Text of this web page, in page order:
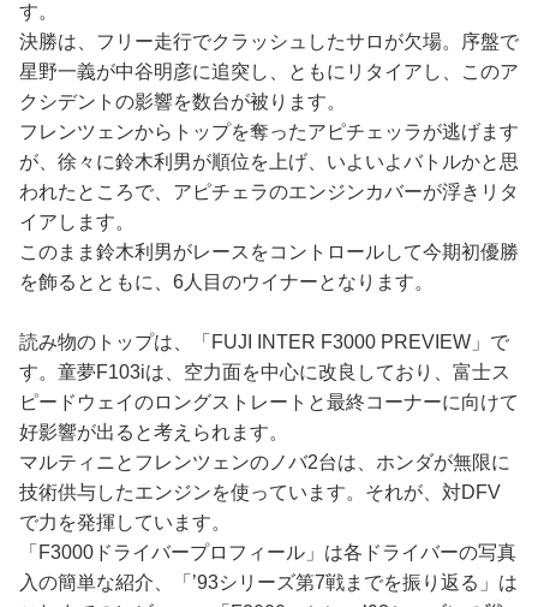
す。
決勝は、フリー走行でクラッシュしたサロが欠場。序盤で
星野一義が中谷明彦に追突し、ともにリタイアし、このア
クシデントの影響を数台が被ります。
フレンツェンからトップを奪ったアピチェッラが逃げます
が、徐々に鈴木利男が順位を上げ、いよいよバトルかと思
われたところで、アピチェラのエンジンカバーが浮きリタ
イアします。
このまま鈴木利男がレースをコントロールして今期初優勝
を飾るとともに、6人目のウイナーとなります。
読み物のトップは、「FUJI INTER F3000 PREVIEW」で
す。童夢F103iは、空力面を中心に改良しており、富士ス
ピードウェイのロングストレートと最終コーナーに向けて
好影響が出ると考えられます。
マルティニとフレンツェンのノバ2台は、ホンダが無限に
技術供与したエンジンを使っています。それが、対DFV
で力を発揮しています。
「F3000ドライバープロフィール」は各ドライバーの写真
入の簡単な紹介、「’93シリーズ第7戦までを振り返る」は